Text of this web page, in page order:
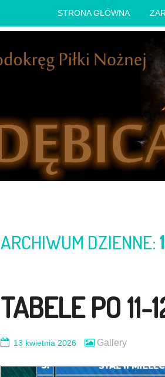
STRONA GŁÓWNA
ARCHIWUM DZIENNE:
TABELE PO
13 kwietnia 2026 Gallery